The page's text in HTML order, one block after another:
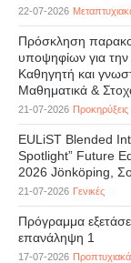
22-07-2026
Πρόσκληση
υποψηφίων για
Καθηγητή και
Μαθηματικά &
21-07-2026 Προκηρύξεις
EULiST Blended
Spotlight” Future
2026 Jönköping,
21-07-2026 Γενικές
Πρόγραμμα
επανάληψη 1
17-07-2026 Προπτυχιακά